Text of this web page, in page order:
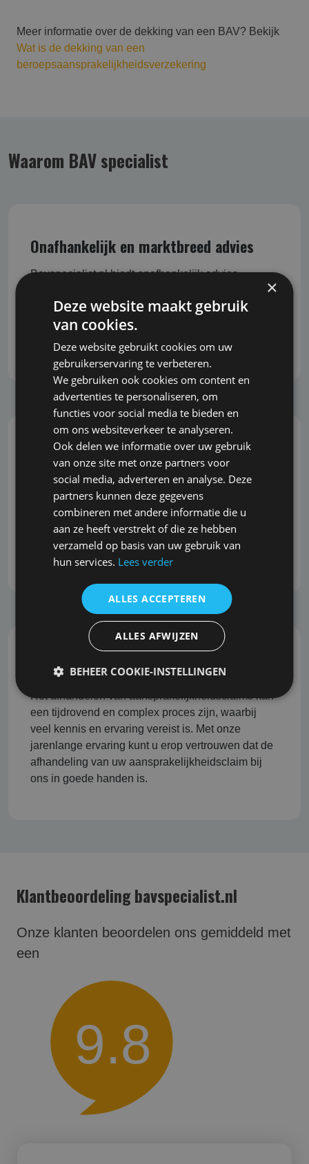
Meer informatie over de dekking van een BAV? Bekijk
Wat is de dekking van een
beroepsaansprakelijkheidsverzekering
Waarom BAV specialist
Onafhankelijk en marktbreed advies
Bavspecialist.nl biedt onafhankelijk advies,
van het advies. Daardoor bent u verzekerd van
objectieve en eerlijke begeleiding bij het nemen
van belangrijke beslissingen.
Snel, correct en grondig
U wilt snel kunnen inspelen op veranderingen en
ontwikkelingen in de markt. Wij begrijpen dit en
staan bekend om onze snelle reactie, zonder dat
dit ten koste gaat van de grondigheid en kwaliteit
van het advies.
Professionele schadeafhandeling
Het afhandelen van aansprakelijkheidsclaims kan
een tijdrovend en complex proces zijn, waarbij
veel kennis en ervaring vereist is. Met onze
jarenlange ervaring kunt u erop vertrouwen dat de
afhandeling van uw aansprakelijkheidsclaim bij
ons in goede handen is.
Klantbeoordeling bavspecialist.nl
Onze klanten beoordelen ons gemiddeld met
een
9.8
×
Deze website maakt gebruik
van cookies.
Deze website gebruikt cookies om uw
gebruikerservaring te verbeteren.
We gebruiken ook cookies om content en
advertenties te personaliseren, om
functies voor social media te bieden en
om ons websiteverkeer te analyseren.
Ook delen we informatie over uw gebruik
van onze site met onze partners voor
social media, adverteren en analyse. Deze
partners kunnen deze gegevens
combineren met andere informatie die u
aan ze heeft verstrekt of die ze hebben
verzameld op basis van uw gebruik van
hun services. Lees verder
ALLES ACCEPTEREN
ALLES AFWIJZEN
BEHEER COOKIE-INSTELLINGEN